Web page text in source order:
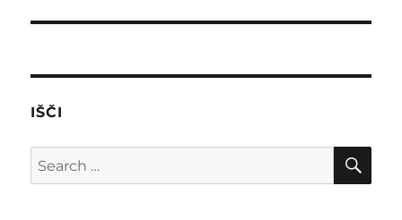
IŠČI
Search
for: